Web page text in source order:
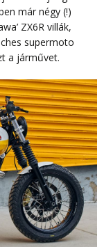
már négy (!)
ZX6R villák,
supermoto
a járművet.